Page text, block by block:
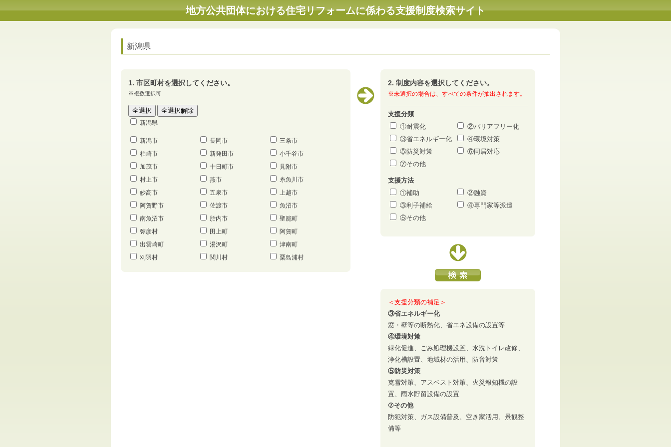
地方公共団体における住宅リフォームに係わる支援制度検索サイト
新潟県
1. 市区町村を選択してください。
※複数選択可
新潟県
新潟市 長岡市
三条市
柏崎市
新発田市
小千谷市
加茂市
十日町市
見附市
村上市
燕市
糸魚川市
妙高市
五泉市
上越市
阿賀野市
佐渡市
魚沼市
南魚沼市
胎内市
聖籠町
弥彦村
田上町
阿賀町
出雲崎町
湯沢町
津南町
刈羽村
関川村 粟島浦村
2. 制度内容を選択してください。
※未選択の場合は、すべての条件が抽出されます。
支援分類
①耐震化
②バリアフリー化
③省エネルギー化
④環境対策
⑤防災対策
⑥同居対応
⑦その他
支援方法
①補助
②融資
③利子補給
④専門家等派遣
⑤その他
＜支援分類の補足＞
③省エネルギー化
窓・壁等の断熱化、省エネ設備の設置等
④環境対策
緑化促進、ごみ処理機設置、水洗トイレ改修、
浄化槽設置、地域材の活用、防音対策
⑤防災対策
克雪対策、アスベスト対策、火災報知機の設
置、雨水貯留設備の設置
⑦その他
防犯対策、ガス設備普及、空き家活用、景観整
備等